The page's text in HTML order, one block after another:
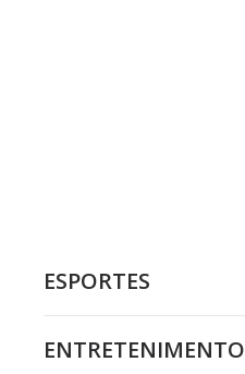
ESPORTES
ENTRETENIMENTO